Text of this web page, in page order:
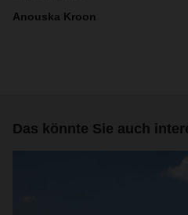
Anouska Kroon
Das könnte Sie auch